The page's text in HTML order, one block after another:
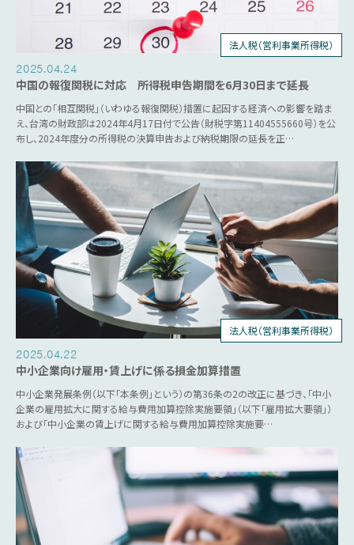
個人所得税
法人税（営利事業所得税）
2025.04.24
中国の報復関税に対応 所得税申告期間を6月30日まで延長
中国との「相互関税」（いわゆる報復関税）措置に起因する経済への影響を踏ま
え、台湾の財政部は2024年4月17日付で公告（財税字第11404555660号）を公
布し、2024年度分の所得税の決算申告および納税期限の延長を正…
税制優遇
法人税（営利事業所得税）
2025.04.22
中小企業向け雇用・賃上げに係る損金加算措置
中小企業発展条例（以下「本条例」という）の第36条の2の改正に基づき、「中小
企業の雇用拡大に関する給与費用加算控除実施要領」（以下「雇用拡大要領」）
および「中小企業の賃上げに関する給与費用加算控除実施要…